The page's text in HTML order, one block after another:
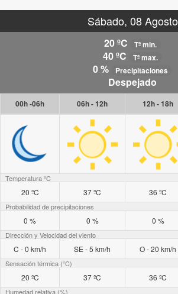
Sábado, 08 Agosto
20 ºC Tª min.
40 ºC Tª max.
0 % Precipitaciones
Despejado
00h -06h 06h - 12h 12h - 18h
Temperatura ºC
20 ºC 37 ºC 36 ºC
Probabilidad de precipitaciones
0 % 0 % 0 %
Dirección y Velocidad del viento
C - 0 km/h SE - 5 km/h O - 20 km/h
Sensación térmica (°C)
20 ºC 37 ºC 36 ºC
Humedad relativa (%)